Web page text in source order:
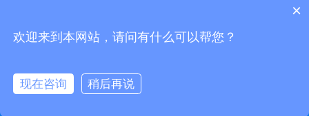
湖南澳缆科技有限公司 http://www.hunanaolan.com/
×
欢迎来到本网站，请问有什么可以帮您？
现在咨询 稍后再说